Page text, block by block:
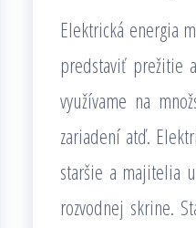
Elektrická energia
predstaviť prežitie
využívame na
zariadení atď.
staršie a majitelia
rozvodnej skrine.